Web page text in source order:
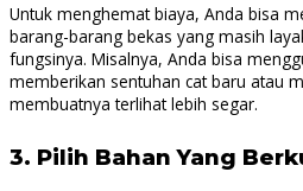
Untuk menghemat biaya, Anda bisa
barang-barang bekas yang masih
fungsinya. Misalnya, Anda bisa
memberikan sentuhan cat baru atau
membuatnya terlihat lebih segar.
3. Pilih Bahan Yang